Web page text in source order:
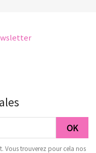
Vous trouverez pour cela nos